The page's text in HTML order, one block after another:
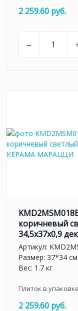
2 259.60 руб.
–
коричневый
34,5x37x0,9
Артикул:
Размер: 37*34 см
Вес: 1.7 кг
Плиток в
2 259.60 руб.